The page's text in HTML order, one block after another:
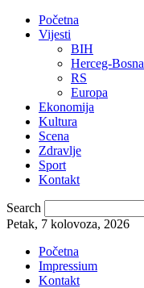
Početna
Vijesti
BIH
Herceg-Bosna
RS
Europa
Ekonomija
Kultura
Scena
Zdravlje
Sport
Kontakt
Search
Petak, 7 kolovoza, 2026
Početna
Impressium
Kontakt